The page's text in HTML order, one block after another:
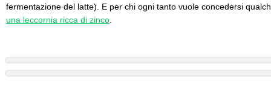
fermentazione del latte). E per chi ogni tanto vuole concedersi
una leccornia ricca di zinco